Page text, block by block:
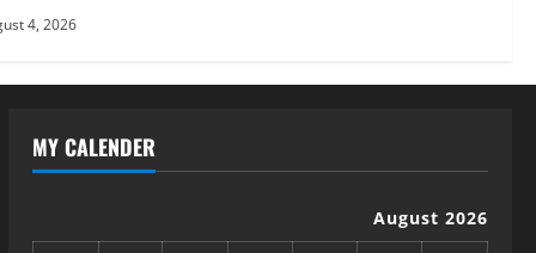
4, 2026
MY CALENDER
August 2026